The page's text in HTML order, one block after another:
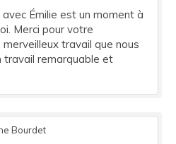
Émilie est un moment à
Merci pour votre
travail que nous
travail remarquable et
Bourdet